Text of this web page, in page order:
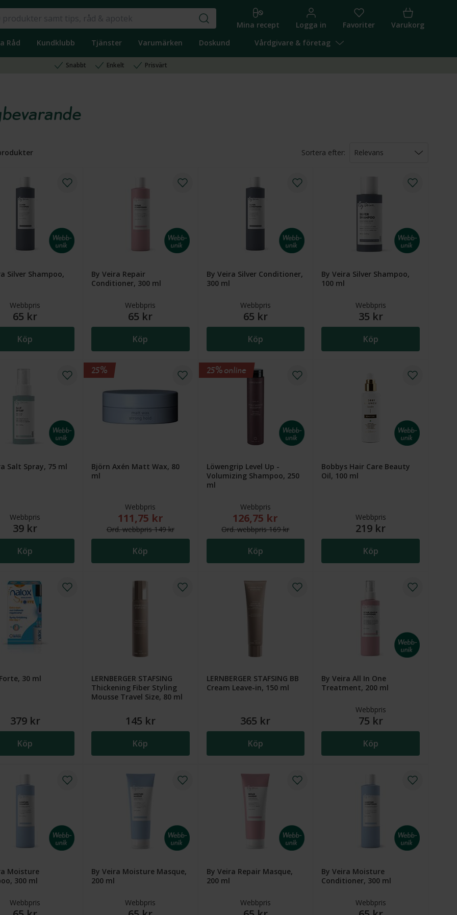
Mina recept Logga in Favoriter
Varukorg
Råd Kundklubb Tjänster Varumärken Doskund Vårdgivare & företag
Snabbt Enkelt Prisvärt
Sortera efter:
Relevans
Pris (högst först)
Namn (A-Ö)
Namn (Ö-A)
Högsta rabatt
Silver Shampoo,
Webbpris
65 kr
Köp
By Veira Repair
Conditioner, 300 ml
Webbpris
65 kr
Köp
By Veira Silver Conditioner,
300 ml
Webbpris
65 kr
Köp
By Veira Silver Shampoo,
100 ml
Webbpris
35 kr
Köp
Salt Spray, 75 ml
Webbpris
39 kr
Köp
Björn Axén Matt Wax, 80
ml
Webbpris
Nytt reducerat pris: 111,75 kr. Ordinarie webbpris (överstruket): 149 kr
111,75 kr
Ord.webbpris149 kr
Köp
25%
Löwengrip Level Up -
Volumizing Shampoo, 250
ml
Webbpris
Nytt reducerat pris: 126,75 kr. Ordinarie webbpris
126,75 kr
Ord.webbpris169 kr
Köp
25% online
Bobbys Hair Care Beauty
Oil, 100 ml
Webbpris
219 kr
Köp
30 ml
379 kr
Köp
LERNBERGER STAFSING
Thickening Fiber Styling
Mousse Travel Size, 80 ml
145 kr
Köp
LERNBERGER STAFSING BB
Cream Leave-in, 150 ml
365 kr
Köp
By Veira All In One
Treatment, 200 ml
Webbpris
75 kr
Köp
Moisture
300 ml
Webbpris
By Veira Moisture Masque,
200 ml
Webbpris
By Veira Repair Masque,
200 ml
Webbpris
By Veira Moisture
Conditioner, 300 ml
Webbpris